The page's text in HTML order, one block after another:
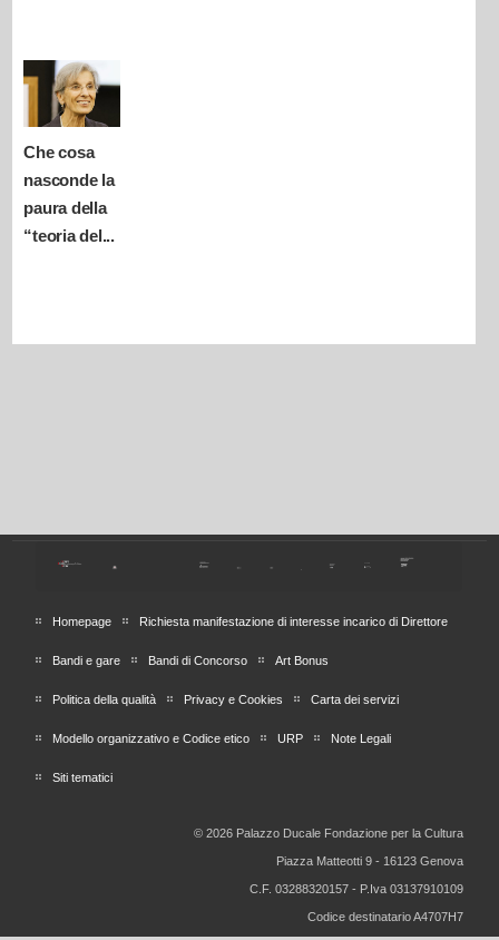
Che cosa
nasconde la
paura della
“teoria del...
Homepage Richiesta manifestazione di interesse incarico di Direttore
Bandi e gare Bandi di Concorso Art Bonus
Politica della qualità Privacy e Cookies Carta dei servizi
Modello organizzativo e Codice etico URP Note Legali
Siti tematici
© 2026 Palazzo Ducale Fondazione per la Cultura
Piazza Matteotti 9 - 16123 Genova
C.F. 03288320157 - P.Iva 03137910109
Codice destinatario A4707H7